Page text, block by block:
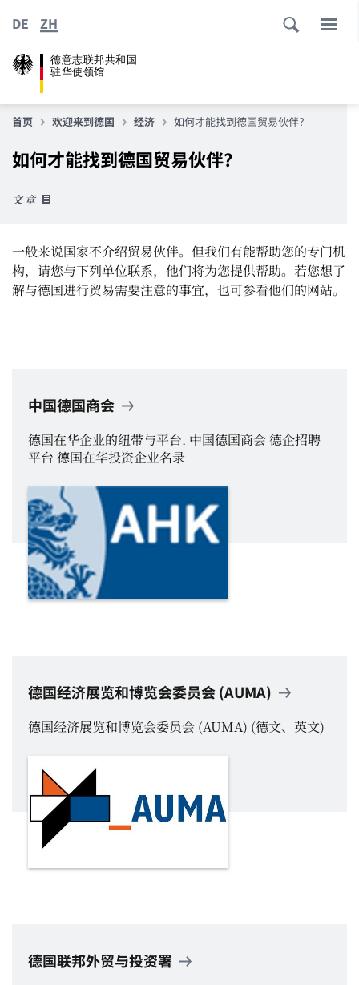
德意志联邦共和国
驻华使领馆
DE ZH
首页 欢迎来到德国 经济 如何才能找到德国贸易伙伴？
如何才能找到德国贸易伙伴？
文章
一般来说国家不介绍贸易伙伴。但我们有能帮助您的专门机
构，请您与下列单位联系，他们将为您提供帮助。若您想了
解与德国进行贸易需要注意的事宜，也可参看他们的网站。
中国德国商会
德国在华企业的纽带与平台. 中国德国商会 德企招聘
平台 德国在华投资企业名录
德国经济展览和博览会委员会 (AUMA)
德国经济展览和博览会委员会 (AUMA) (德文、英文)
德国联邦外贸与投资署